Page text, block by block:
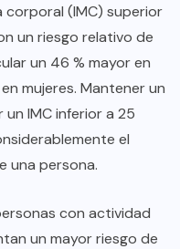
corporal (IMC) superior
un riesgo relativo de
un 46 % mayor en
mujeres. Mantener un
IMC inferior a 25
el
una persona.
con actividad
un mayor riesgo de